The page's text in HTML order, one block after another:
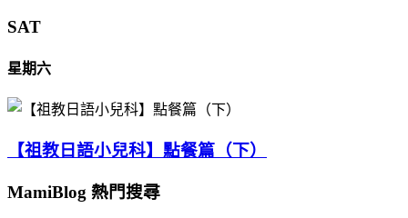
SAT
星期六
【祖教日語小兒科】點餐篇（下）
MamiBlog 熱門搜尋